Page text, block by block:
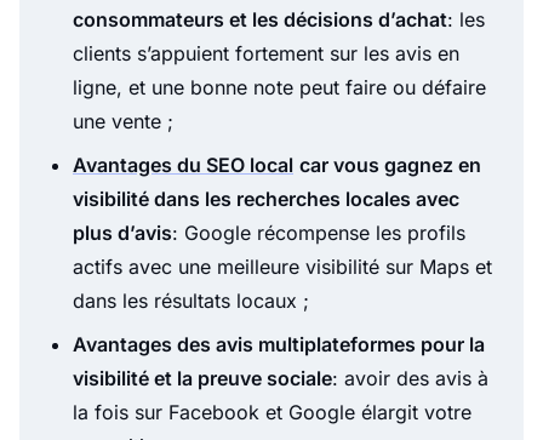
consommateurs et les décisions d’achat: les
clients s’appuient fortement sur les avis en
ligne, et une bonne note peut faire ou défaire
une vente ;
Avantages du SEO local car vous gagnez en
visibilité dans les recherches locales avec
plus d’avis: Google récompense les profils
actifs avec une meilleure visibilité sur Maps et
dans les résultats locaux ;
Avantages des avis multiplateformes pour la
visibilité et la preuve sociale: avoir des avis à
la fois sur Facebook et Google élargit votre